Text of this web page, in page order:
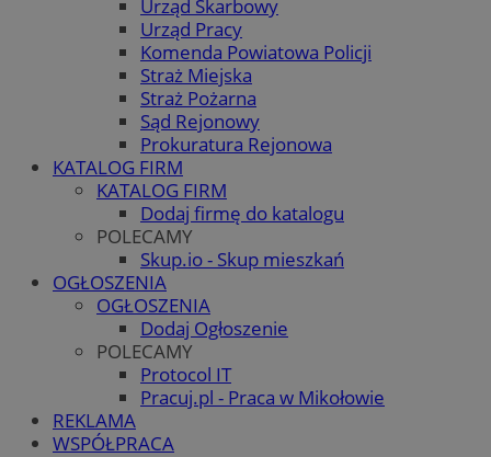
Urząd Skarbowy
Urząd Pracy
Komenda Powiatowa Policji
Straż Miejska
Straż Pożarna
Sąd Rejonowy
Prokuratura Rejonowa
KATALOG FIRM
KATALOG FIRM
Dodaj firmę do katalogu
POLECAMY
Skup.io - Skup mieszkań
OGŁOSZENIA
OGŁOSZENIA
Dodaj Ogłoszenie
POLECAMY
Protocol IT
Pracuj.pl - Praca w Mikołowie
REKLAMA
WSPÓŁPRACA